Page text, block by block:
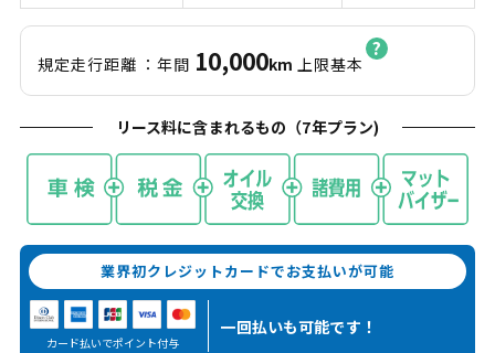
規定走行距離 ：年間 10,000km 上限基本
リース料に含まれるもの（7年プラン)
業界初クレジットカードでお支払いが可能
カード払いでポイント付与
一回払いも可能です！